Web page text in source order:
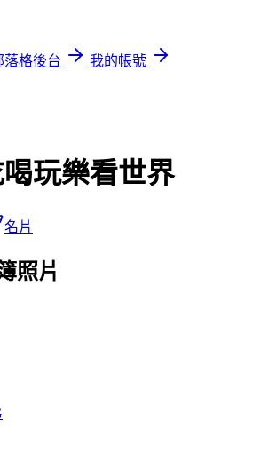
落格後台
我的帳號
玩樂看世界
名片
照片